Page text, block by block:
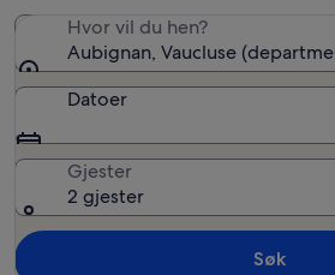
Hvor vil du hen?
Aubignan, Vaucluse
Datoer
Gjester
2 gjester
Søk